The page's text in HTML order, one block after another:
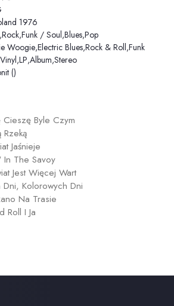
1976
Rock,Funk / Soul,Blues,Pop
Woogie,Electric Blues,Rock & Roll,Funk
,LP,Album,Stereo
()
Cieszę Byle Czym
Rzeką
Jaśnieje
In The Savoy
Jest Więcej Wart
Kolorowych Dni
Na Trasie
Roll I Ja